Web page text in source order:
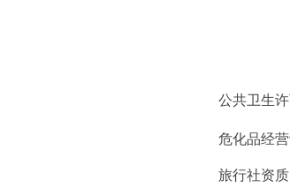
公共卫生
危化品经
旅行社资质